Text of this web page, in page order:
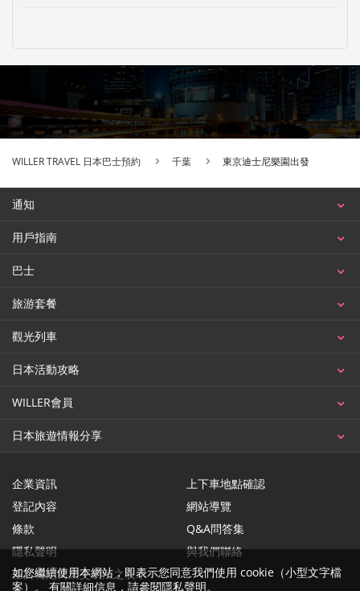
WILLER TRAVEL 日本巴士預約 千葉 東京迪士尼樂園出發
通知
用戶指南
巴士
旅游套餐
觀光列車
日本活動攻略
WILLER會員
日本旅遊情報分享
企業資訊
登記內容
條款
隱私聲明
基於特定商業交易法之表示
上下車地點確認
網站導覽
Q&A問答集
與我們聯絡
如您繼續使用本網站，即表示您同意我們使用 cookie（小型文字檔
案）。 有關詳細信息，請參閱隱私聲明。